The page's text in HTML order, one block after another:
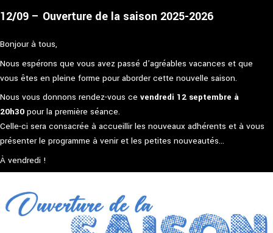
12/09 – Ouverture de la saison 2025-2026
Bonjour à tous,
Nous espérons que vous avez passé d’agréables vacances et que
vous êtes en pleine forme pour aborder cette nouvelle saison.
Nous vous donnons rendez-vous ce vendredi 12 septembre à
20h30 pour la première séance.
Celle-ci sera consacrée à accueillir les nouveaux adhérents et à vous
présenter le programme à venir et les petites nouveautés…
À vendredi !